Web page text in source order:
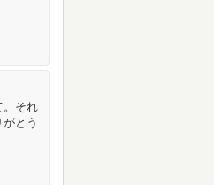
。それ
とう